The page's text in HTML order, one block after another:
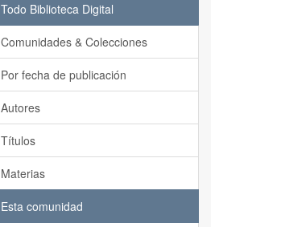
Todo Biblioteca Digital
Comunidades & Colecciones
Por fecha de publicación
Autores
Títulos
Materias
Esta comunidad